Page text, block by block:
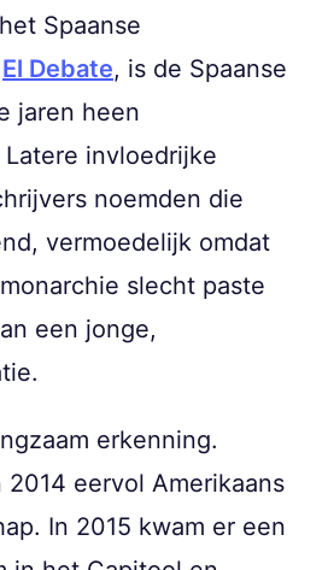
Spaanse
El Debate, is de Spaanse
jaren heen
Latere invloedrijke
noemden die
vermoedelijk omdat
slecht paste
een jonge,
erkenning.
2014 eervol Amerikaans
In 2015 kwam er een